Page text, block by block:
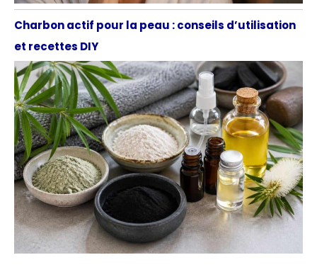
Charbon actif pour la peau : conseils d’utilisation
et recettes DIY